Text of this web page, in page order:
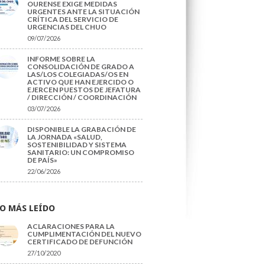
OURENSE EXIGE MEDIDAS
URGENTES ANTE LA SITUACIÓN
CRÍTICA DEL SERVICIO DE
URGENCIAS DEL CHUO
09/07/2026
INFORME SOBRE LA
CONSOLIDACIÓN DE GRADO A
LAS/LOS COLEGIADAS/OS EN
ACTIVO QUE HAN EJERCIDO O
EJERCEN PUESTOS DE JEFATURA
/ DIRECCIÓN / COORDINACIÓN
03/07/2026
DISPONIBLE LA GRABACIÓN DE
LA JORNADA «SALUD,
SOSTENIBILIDAD Y SISTEMA
SANITARIO: UN COMPROMISO
DE PAÍS»
22/06/2026
MÁS LEÍDO
ACLARACIONES PARA LA
CUMPLIMENTACIÓN DEL NUEVO
CERTIFICADO DE DEFUNCIÓN
27/10/2020